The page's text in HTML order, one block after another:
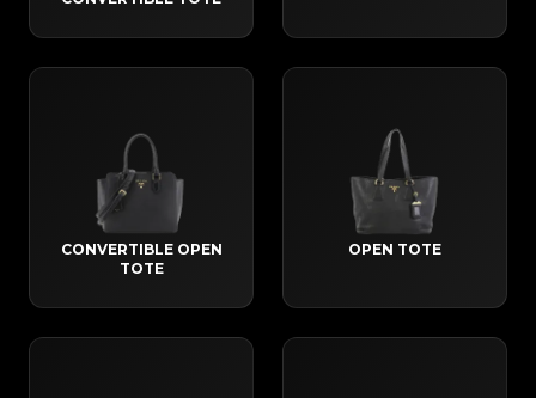
OPEN TOTE
CONVERTIBLE OPEN
TOTE